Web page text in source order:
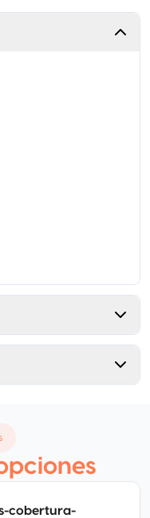
cobertura-